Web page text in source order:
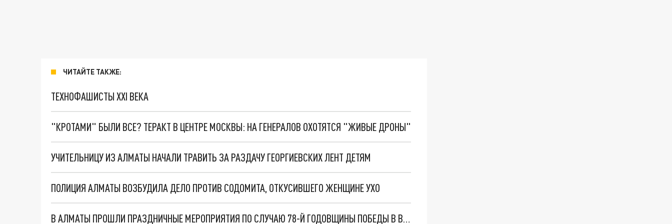
ЧИТАЙТЕ ТАКЖЕ:
ТЕХНОФАШИСТЫ XXI ВЕКА
"КРОТАМИ" БЫЛИ ВСЕ? ТЕРАКТ В ЦЕНТРЕ МОСКВЫ: НА ГЕНЕРАЛОВ ОХОТЯТСЯ "ЖИВЫЕ ДРОНЫ"
УЧИТЕЛЬНИЦУ ИЗ АЛМАТЫ НАЧАЛИ ТРАВИТЬ ЗА РАЗДАЧУ ГЕОРГИЕВСКИХ ЛЕНТ ДЕТЯМ
ПОЛИЦИЯ АЛМАТЫ ВОЗБУДИЛА ДЕЛО ПРОТИВ СОДОМИТА, ОТКУСИВШЕГО ЖЕНЩИНЕ УХО
В АЛМАТЫ ПРОШЛИ ПРАЗДНИЧНЫЕ МЕРОПРИЯТИЯ ПО СЛУЧАЮ 78-Й ГОДОВЩИНЫ ПОБЕДЫ В ВОВ